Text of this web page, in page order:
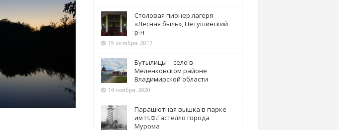
Столовая пионер лагеря
«Лесная быль», Петушинский
р-н
19 октября, 2017
Бутылицы – село в
Меленковском районе
Владимирской области
14 ноября, 2020
Парашютная вышка в парке
им Н.Ф.Гастелло города
Мурома